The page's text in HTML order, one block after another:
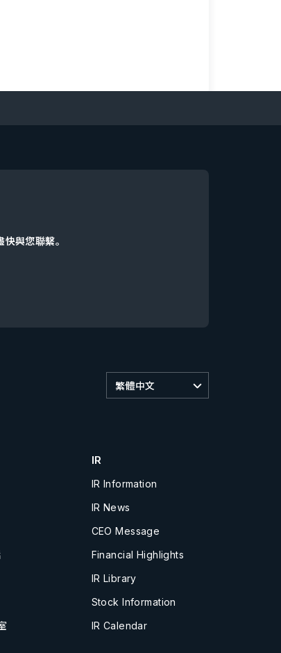
與您聯繫。
繁體中文
IR
IR Information
IR News
CEO Message
Financial Highlights
IR Library
Stock Information
IR Calendar